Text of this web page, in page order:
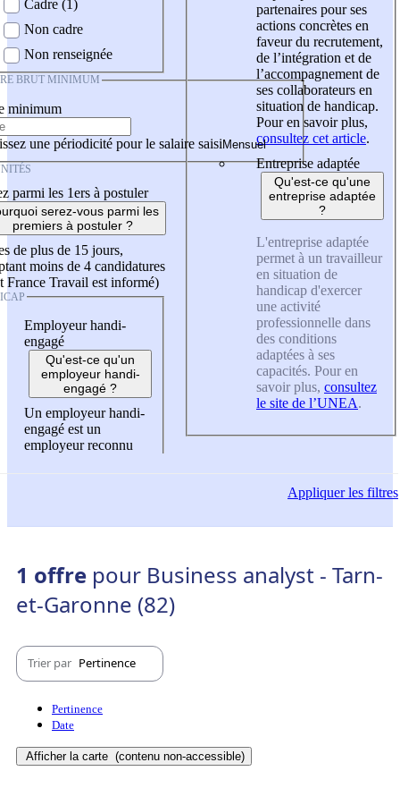
Cadre (1)
Non cadre
Non renseignée
BRUT MINIMUM
minimum
une périodicité pour le salaire saisi
parmi les 1ers à postuler
serez-vous parmi les
premiers à postuler ?
de plus de 15 jours,
moins de 4 candidatures
France Travail est informé)
Employeur handi-
engagé
Qu'est-ce qu'un
employeur handi-
engagé ?
Un employeur handi-
engagé est un
employeur reconnu
partenaires pour ses
actions concrètes en
faveur du recrutement,
de l’intégration et de
l’accompagnement de
ses collaborateurs en
situation de handicap.
Pour en savoir plus,
consultez cet article.
Entreprise adaptée
Qu'est-ce qu'une
entreprise adaptée
?
L'entreprise adaptée
permet à un travailleur
en situation de
handicap d'exercer
une activité
professionnelle dans
des conditions
adaptées à ses
capacités. Pour en
savoir plus, consultez
le site de l’UNEA.
Appliquerles filtres
1 offre pour Business analyst - Tarn-
et-Garonne (82)
Trier par Pertinence
Pertinence
Date
Afficher la carte (contenu non-accessible)